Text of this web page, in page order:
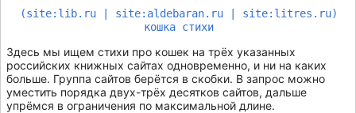
(site:lib.ru | site:aldebaran.ru | site:litres.ru)
кошка стихи
Здесь мы ищем стихи про кошек на трёх указанных
российских книжных сайтах одновременно, и ни на каких
больше. Группа сайтов берётся в скобки. В запрос можно
уместить порядка двух-трёх десятков сайтов, дальше
упрёмся в ограничения по максимальной длине.